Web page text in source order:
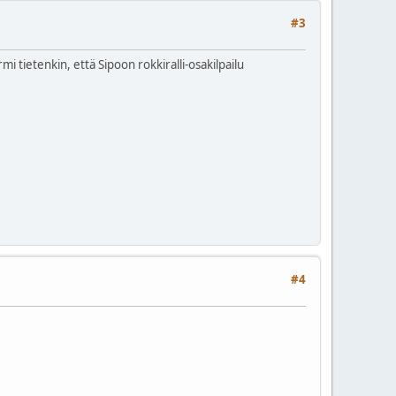
#3
tietenkin, että Sipoon rokkiralli-osakilpailu
#4